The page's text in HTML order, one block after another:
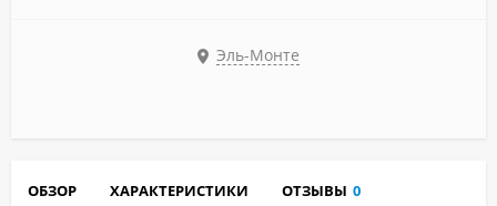
Эль-Монте
ОБЗОР ХАРАКТЕРИСТИКИ ОТЗЫВЫ 0